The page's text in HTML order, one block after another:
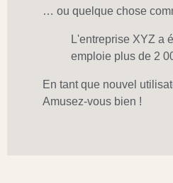
… ou quelque chose
L'entreprise XYZ a
emploie plus de 2
En tant que nouvel
Amusez-vous bien !